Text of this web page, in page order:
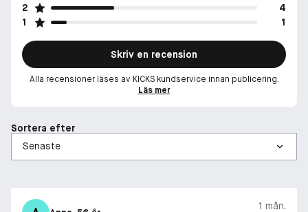
2
4
1
1
Skriv en recension
Alla recensioner läses av KICKS kundservice innan publicering.
Läs mer
Sortera efter
1 mån.